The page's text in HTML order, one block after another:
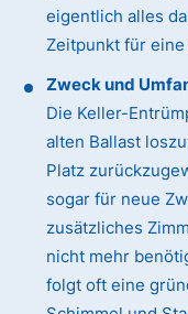
eigentlich alles
Zeitpunkt für
Zweck und
Die Keller-
alten Ballast
Platz
sogar für neue
zusätzliches
nicht mehr
folgt oft eine